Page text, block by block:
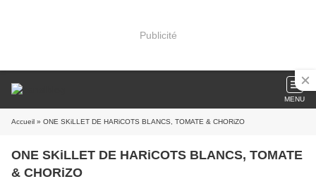
Publicité
MENU
Accueil » ONE SKiLLET DE HARiCOTS BLANCS, TOMATE & CHORiZO
ONE SKiLLET DE HARiCOTS BLANCS, TOMATE
& CHORiZO